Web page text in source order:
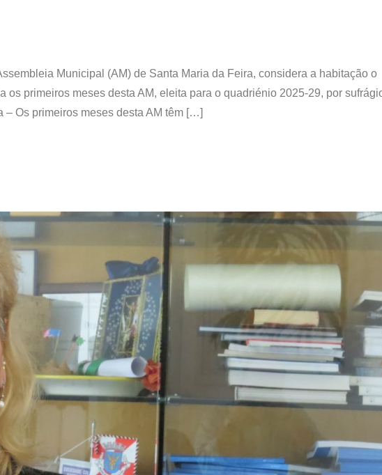
Municipal (AM) de Santa Maria da Feira, considera a habitação o
primeiros meses desta AM, eleita para o quadriénio 2025-29, por
Os primeiros meses desta AM têm […]